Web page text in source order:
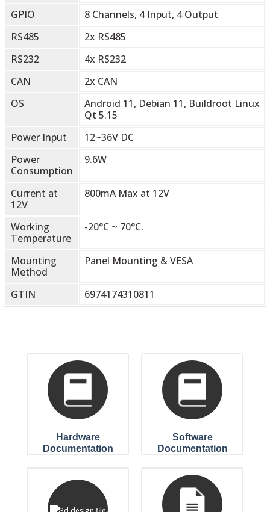
GPIO
8 Channels, 4 Input, 4 Output
RS485
2x RS485
RS232
4x RS232
CAN
2x CAN
OS
Android 11, Debian 11, Buildroot Linux
Qt 5.15
Power Input
12~36V DC
Power
Consumption
9.6W
Current at
12V
800mA Max at 12V
Working
Temperature
-20°C ~ 70°C.
Mounting
Method
Panel Mounting & VESA
GTIN 6974174310811
Hardware
Documentation
Software
Documentation